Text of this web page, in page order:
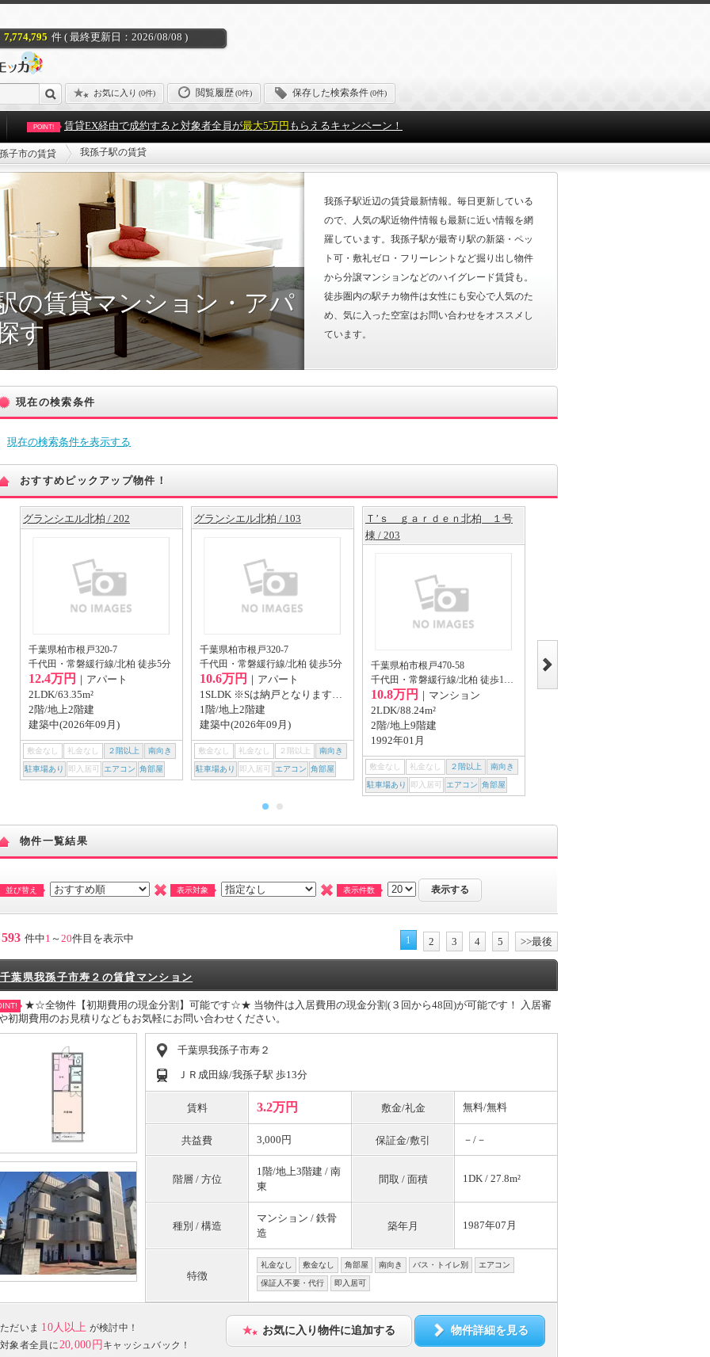
7,774,795 件 ( 最終更新日：2026/08/08 )
お気に入り (0件) 閲覧履歴(0件) 保存した検索条件(0件)
POINT! 賃貸EX経由で成約すると対象者全員が最大5万円 もらえるキャンペーン！
子市の賃貸 我孫子駅の賃貸
の賃貸マンション・アパ
す
我孫子駅近辺の賃貸最新情報。毎日更新している
ので、人気の駅近物件情報も最新に近い情報を網
羅しています。我孫子駅が最寄り駅の新築・ペッ
ト可・敷礼ゼロ・フリーレントなど掘り出し物件
から分譲マンションなどのハイグレード賃貸も。
徒歩圏内の駅チカ物件は女性にも安心で人気のた
め、気に入った空室はお問い合わせをオススメし
ています。
現在の検索条件
現在の検索条件を表示する
おすすめピックアップ物件！
グランシエル北柏 / 202
千葉県柏市根戸320-7
千代田・常磐緩行線/北柏 徒歩5分
12.4万円 ｜アパート
2LDK/63.35m²
2階/地上2階建
建築中(2026年09月)
敷金なし 礼金なし ２階以上 南向き
駐車場あり 即入居可 エアコン 角部屋
グランシエル北柏 / 103
千葉県柏市根戸320-7
千代田・常磐緩行線/北柏 徒歩5分
10.6万円 ｜アパート
1SLDK ※Sは納戸となります。/49.35m²
1階/地上2階建
建築中(2026年09月)
敷金なし 礼金なし ２階以上 南向き
駐車場あり 即入居可 エアコン 角部屋
Ｔ’ｓ ｇａｒｄｅｎ北柏 １号
棟 / 203
千葉県柏市根戸470-58
千代田・常磐緩行線/北柏 徒歩12分
10.8万円 ｜マンション
2LDK/88.24m²
2階/地上9階建
1992年01月
敷金なし 礼金なし ２階以上 南向き
駐車場あり 即入居可 エアコン 角部屋
千代田・常磐緩行線/北柏 徒歩5分
物件一覧結果
並び替え 表示対象 表示件数
593 件中1 ～ 20件目を表示中 1 2 3 4 5 >>最後
千葉県我孫子市寿２の賃貸マンション
★☆全物件【初期費用の現金分割】可能です☆★ 当物件は入居費用の現金分割(３回から48回)が可能です！ 入居審
初期費用のお見積りなどもお気軽にお問い合わせください。
千葉県我孫子市寿２
ＪＲ成田線/我孫子駅 歩13分
賃料 3.2万円 敷金/礼金 無料/無料
共益費 3,000円 保証金/敷引 －/－
階層 / 方位
1階/地上3階建 / 南
東
間取 / 面積 1DK / 27.8m²
種別 / 構造
マンション / 鉄骨
造
築年月 1987年07月
特徴
礼金なし 敷金なし 角部屋 南向き バス・トイレ別 エアコン
保証人不要・代行 即入居可
ただいま 10人以上 が検討中！
対象者全員に20,000円 キャッシュバック！
お気に入り物件に追加する 物件詳細を見る